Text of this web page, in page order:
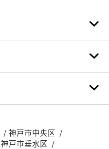
神戸市中央区
神戸市垂水区